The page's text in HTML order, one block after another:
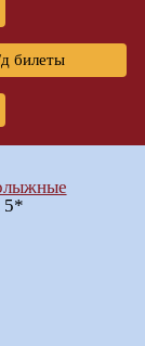
билеты
5*